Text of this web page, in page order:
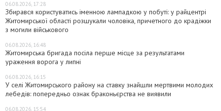
06.08.2026, 17:28
Збирався користуватись іменною лампадкою у побуті: у райцентрі
Житомирської області розшукали чоловіка, причетного до крадіжки
з могили військового
06.08.2026, 16:48
Житомирська бригада посіла перше місце за результатами
ураження ворога у липні
06.08.2026, 16:15
У селі Житомирського району на ставку знайшли мертвими молодих
лебедів: попередньо ознак браконьєрства не виявили
06.08.2026, 15:54